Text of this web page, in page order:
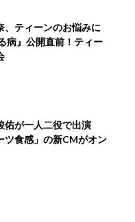
、ティーンのお悩みに
病』公開直前！ティー
佑が一人二役で出演
ツ食感」の新CMがオン